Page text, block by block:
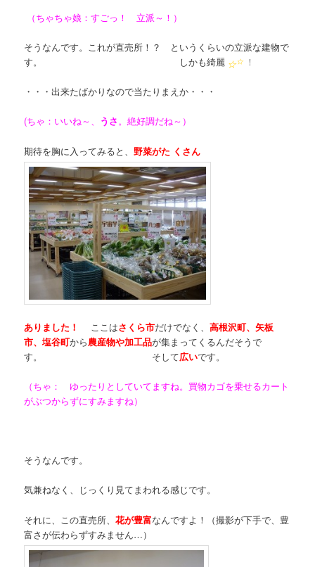
（ちゃちゃ娘：すごっ！ 立派～！）
そうなんです。これが直売所！？ というくらいの立派な建物で
す。 しかも綺麗 ☆☆ ！
・・・出来たばかりなので当たりまえか・・・
(ちゃ：いいね～、 うさ。絶好調だね～）
期待を胸に入ってみると、 野菜がた くさん
ありました！ ここはさくら市だけでなく、高根沢町、矢板
市、塩谷町から農産物や加工品が集まってくるんだそうで
す。 そして広いです。
（ちゃ： ゆったりとしていてますね。買物カゴを乗せるカート
がぶつからずにすみますね）
そうなんです。
気兼ねなく、じっくり見てまわれる感じです。
それに、この直売所、花が豊富なんですよ！（撮影が下手で、豊
富さが伝わらずすみません…）